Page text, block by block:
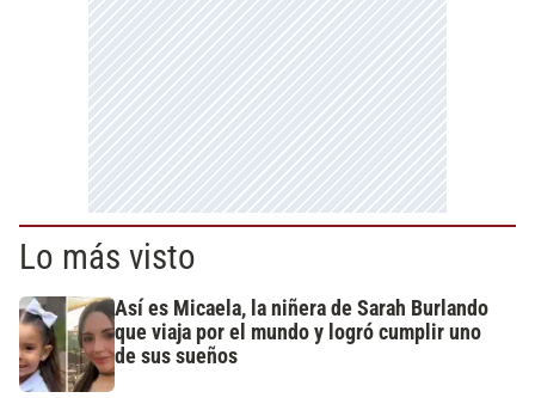
Lo más visto
Así es Micaela, la niñera de Sarah Burlando
que viaja por el mundo y logró cumplir uno
de sus sueños